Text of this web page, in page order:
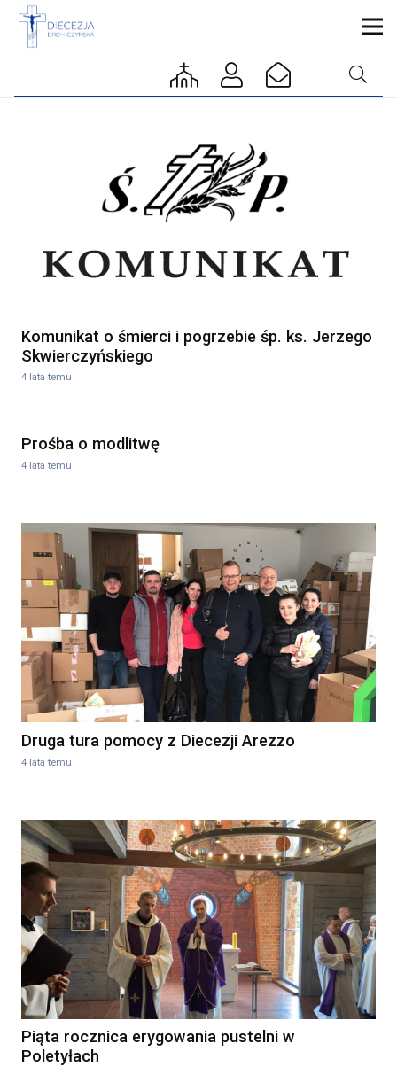
Komunikat o śmierci i pogrzebie śp. ks. Jerzego
Skwierczyńskiego
4 lata temu
Prośba o modlitwę
4 lata temu
Druga tura pomocy z Diecezji Arezzo
4 lata temu
Piąta rocznica erygowania pustelni w
Poletyłach